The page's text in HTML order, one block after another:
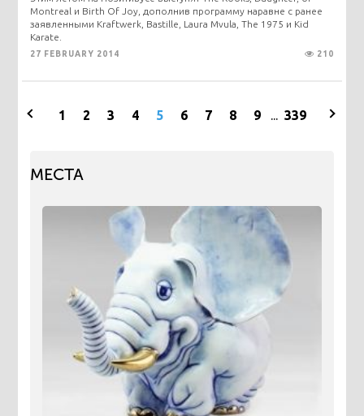
Montreal и Birth Of Joy, дополнив программу наравне с ранее
заявленными Kraftwerk, Bastille, Laura Mvula, The 1975 и Kid
Karate.
27 FEBRUARY 2014 210
1 2 3 4 5 6 7 8 9 ... 339
МЕСТА